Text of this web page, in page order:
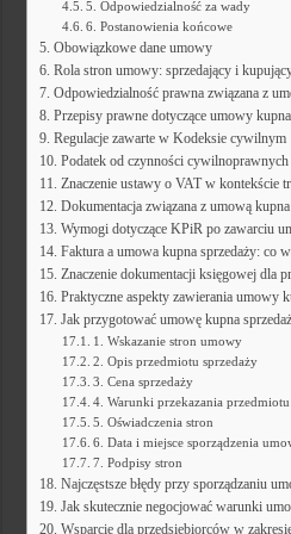
5. Odpowiedzialność za wady
6. Postanowienia końcowe
Obowiązkowe dane umowy
Rola stron umowy: sprzedający i
Odpowiedzialność prawna związana z
Przepisy prawne dotyczące umowy
Regulacje zawarte w Kodeksie cywilnym
Podatek od czynności
Znaczenie ustawy o VAT w kontekście
Dokumentacja związana z umową
Wymogi dotyczące KPiR po zawarciu
Faktura a umowa kupna sprzedaży: co
Znaczenie dokumentacji księgowej dla
Praktyczne aspekty zawierania umowy
Jak przygotować umowę kupna
1. Wskazanie stron umowy
2. Opis przedmiotu sprzedaży
3. Cena sprzedaży
4. Warunki przekazania przedmiotu
5. Oświadczenia stron
6. Data i miejsce sporządzenia
7. Podpisy stron
Najczęstsze błędy przy sporządzaniu
Jak skutecznie negocjować warunki
Wsparcie dla przedsiębiorców w